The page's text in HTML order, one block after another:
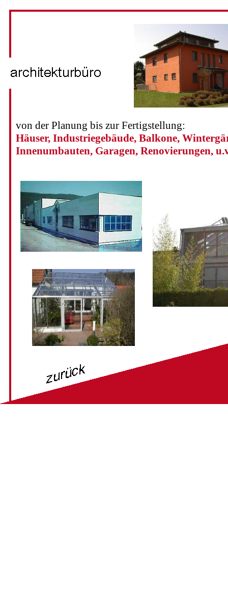
von der Planung bis zur Fertigstellung:
Häuser, Industriegebäude, Balkone,
Innenumbauten, Garagen, Renovierungen,